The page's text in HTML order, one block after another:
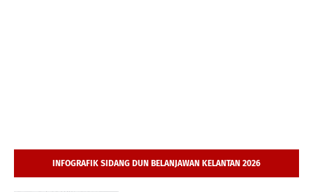
INFOGRAFIK SIDANG DUN BELANJAWAN KELANTAN 2026